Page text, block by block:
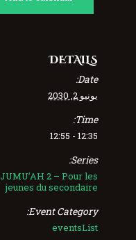
DETAILS
Date:
يونيو 2, 2030
Time:
12:35 - 12:55
Series:
JUMU’AH 2 – Pour les
jeunes du secondaire
Event Category:
eventsList